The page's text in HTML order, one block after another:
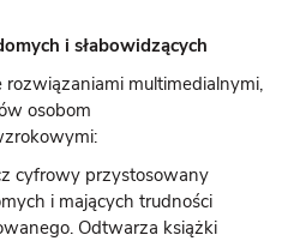
i słabowidzących
rozwiązaniami multimedialnymi,
osobom
cyfrowy przystosowany
i mających trudności
Odtwarza książki